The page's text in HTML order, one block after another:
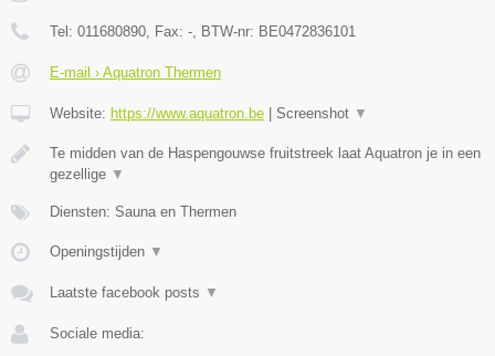
Tel: 011680890 , Fax: - , BTW-nr: BE0472836101
E-mail › Aquatron Thermen
Website: https://www.aquatron.be | Screenshot ▼
Te midden van de Haspengouwse fruitstreek laat Aquatron je in een
gezellige ▼
Diensten: Sauna en Thermen
Openingstijden ▼
Laatste facebook posts ▼
Sociale media: